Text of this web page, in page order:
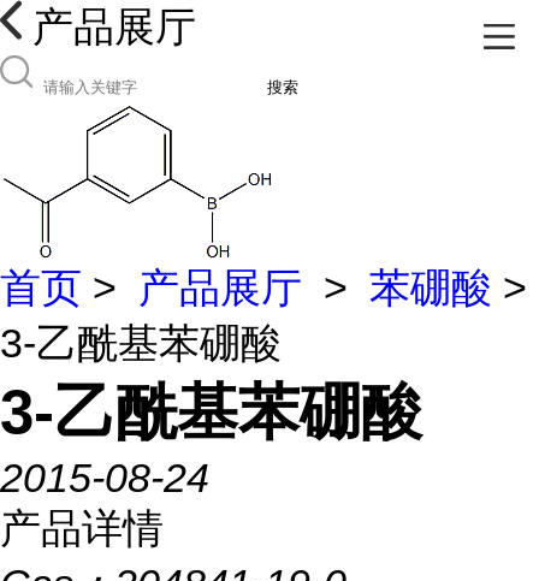
产品展厅
搜索
首页 > 产品展厅 > 苯硼酸 >
3-乙酰基苯硼酸
3-乙酰基苯硼酸
2015-08-24
产品详情